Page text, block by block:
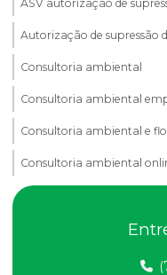
ASV autorização de
Autorização de supressão
Consultoria ambiental
Consultoria ambiental
Consultoria ambiental e
Consultoria ambiental
Consultoria ambiental
Consultoria e assessoria
Consultoria para asv e